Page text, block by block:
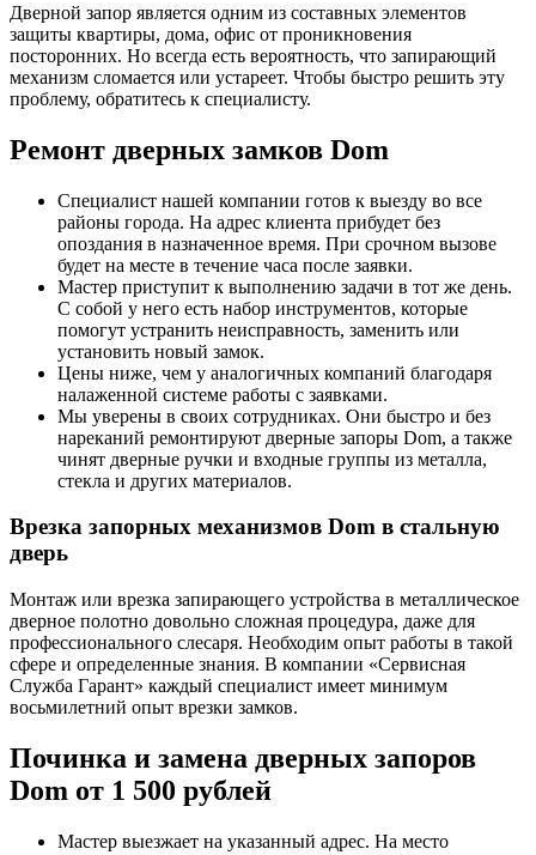
Дверной запор является одним из составных элементов
защиты квартиры, дома, офис от проникновения
посторонних. Но всегда есть вероятность, что запирающий
механизм сломается или устареет. Чтобы быстро решить эту
проблему, обратитесь к специалисту.
Ремонт дверных замков Dom
Специалист нашей компании готов к выезду во все
районы города. На адрес клиента прибудет без
опоздания в назначенное время. При срочном вызове
будет на месте в течение часа после заявки.
Мастер приступит к выполнению задачи в тот же день.
С собой у него есть набор инструментов, которые
помогут устранить неисправность, заменить или
установить новый замок.
Цены ниже, чем у аналогичных компаний благодаря
налаженной системе работы с заявками.
Мы уверены в своих сотрудниках. Они быстро и без
нареканий ремонтируют дверные запоры Dom, а также
чинят дверные ручки и входные группы из металла,
стекла и других материалов.
Врезка запорных механизмов Dom в стальную
дверь
Монтаж или врезка запирающего устройства в металлическое
дверное полотно довольно сложная процедура, даже для
профессионального слесаря. Необходим опыт работы в такой
сфере и определенные знания. В компании «Сервисная
Служба Гарант» каждый специалист имеет минимум
восьмилетний опыт врезки замков.
Починка и замена дверных запоров
Dom от 1 500 рублей
Мастер выезжает на указанный адрес. На место